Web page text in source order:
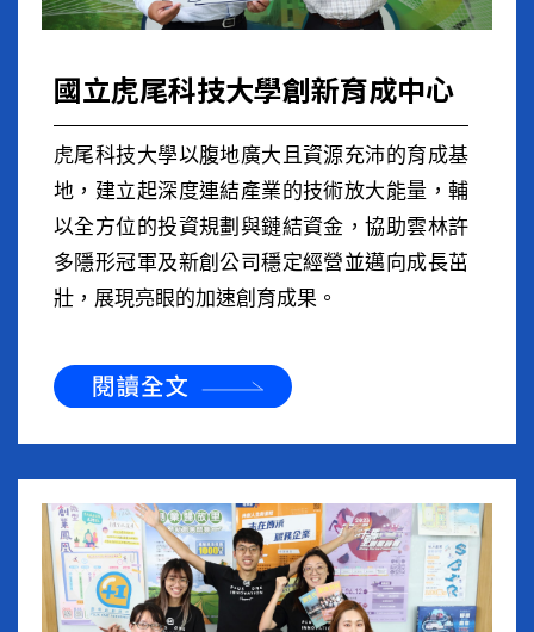
國立虎尾科技大學創新育成中心
虎尾科技大學以腹地廣大且資源充沛的育成基
地，建立起深度連結產業的技術放大能量，輔
以全方位的投資規劃與鏈結資金，協助雲林許
多隱形冠軍及新創公司穩定經營並邁向成長茁
壯，展現亮眼的加速創育成果。